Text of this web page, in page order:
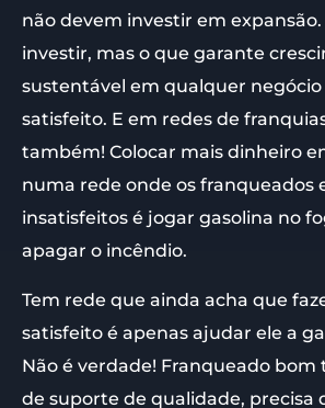
não devem investir em
investir, mas o que garante
sustentável em qualquer negócio
satisfeito. E em redes de
também! Colocar mais dinheiro
numa rede onde os franqueados
insatisfeitos é jogar gasolina no
apagar o incêndio.
Tem rede que ainda acha que
satisfeito é apenas ajudar ele a
Não é verdade! Franqueado
de suporte de qualidade, precisa